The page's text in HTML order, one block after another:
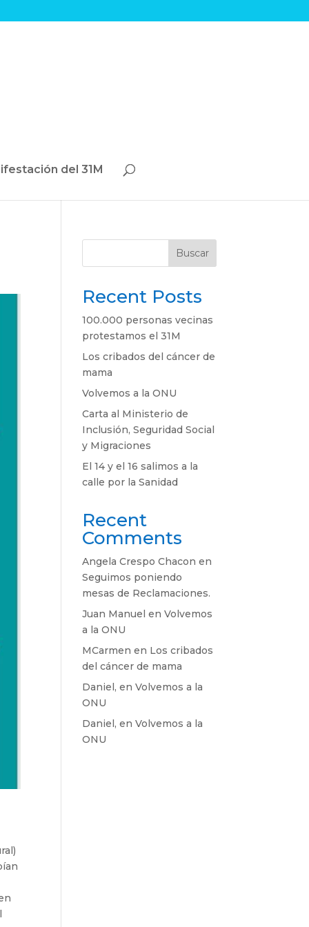
del 31M
Buscar
Recent Posts
100.000 personas vecinas
protestamos el 31M
Los cribados del cáncer de
mama
Volvemos a la ONU
Carta al Ministerio de
Inclusión, Seguridad Social
y Migraciones
El 14 y el 16 salimos a la
calle por la Sanidad
Recent
Comments
Angela Crespo Chacon en
Seguimos poniendo
mesas de Reclamaciones.
Juan Manuel enVolvemos
a la ONU
MCarmen en Los cribados
del cáncer de mama
Daniel, enVolvemos a la
ONU
Daniel, enVolvemos a la
ONU